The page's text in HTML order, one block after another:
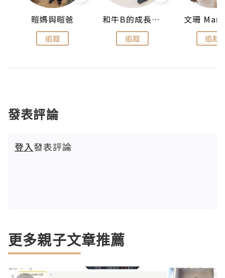
暟媽與暟爸
追蹤
和牛B的成長日記
追蹤
文珊
追蹤
發表評論
登入發表評論
更多親子文章推薦